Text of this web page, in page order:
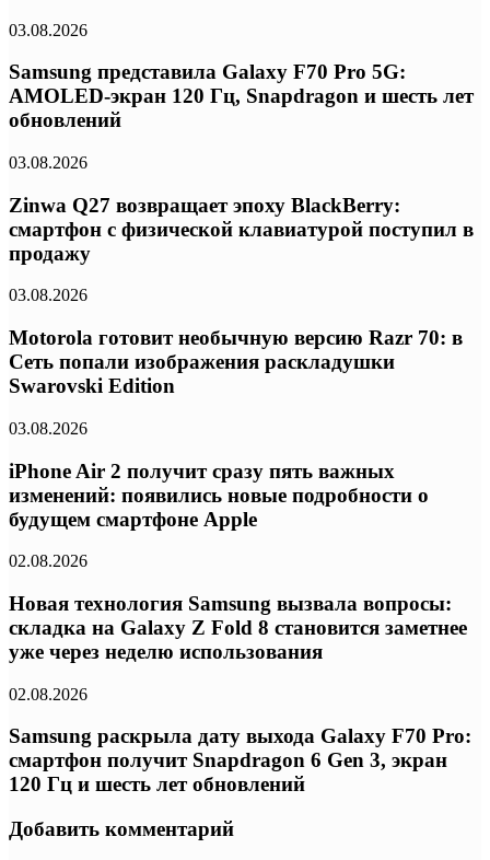
03.08.2026
Samsung представила Galaxy F70 Pro 5G:
AMOLED-экран 120 Гц, Snapdragon и шесть лет
обновлений
03.08.2026
Zinwa Q27 возвращает эпоху BlackBerry:
смартфон с физической клавиатурой поступил в
продажу
03.08.2026
Motorola готовит необычную версию Razr 70: в
Сеть попали изображения раскладушки
Swarovski Edition
03.08.2026
iPhone Air 2 получит сразу пять важных
изменений: появились новые подробности о
будущем смартфоне Apple
02.08.2026
Новая технология Samsung вызвала вопросы:
складка на Galaxy Z Fold 8 становится заметнее
уже через неделю использования
02.08.2026
Samsung раскрыла дату выхода Galaxy F70 Pro:
смартфон получит Snapdragon 6 Gen 3, экран
120 Гц и шесть лет обновлений
Добавить комментарий